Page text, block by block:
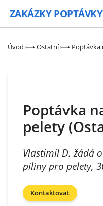
ZAKÁZKY POPTÁVKY
Úvod ⟼ Ostatní⟼ Poptávka
Poptávka
pelety
Vlastimil D. žádá
piliny pro pelety,
Kontaktovat